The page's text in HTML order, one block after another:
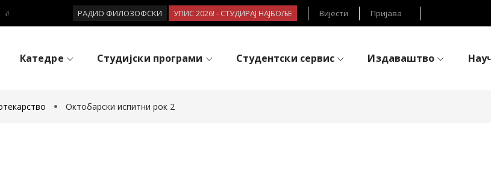
РАДИО ФИЛОЗОФСКИ УПИС 2026! - СТУДИРАЈ НАЈБОЉЕ Вијести Пријава
Катедре Студијски програми Студентски сервис Издаваштво
Октобарски испитни рок 2